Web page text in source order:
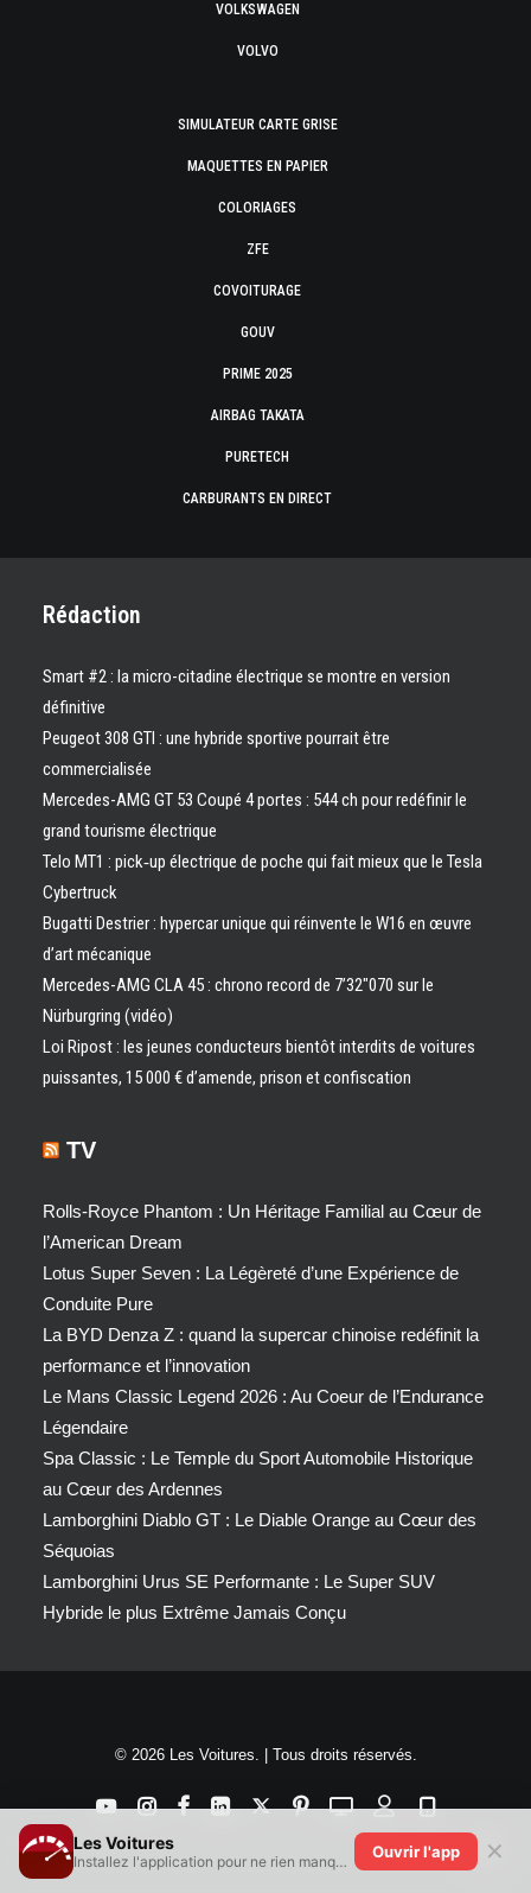
VOLKSWAGEN
VOLVO
SIMULATEUR CARTE GRISE
MAQUETTES EN PAPIER
COLORIAGES
ZFE
COVOITURAGE
GOUV
PRIME 2025
AIRBAG TAKATA
PURETECH
CARBURANTS EN DIRECT
Rédaction
Smart #2 : la micro-citadine électrique se montre en version
définitive
Peugeot 308 GTI : une hybride sportive pourrait être
commercialisée
Mercedes-AMG GT 53 Coupé 4 portes : 544 ch pour redéfinir le
grand tourisme électrique
Telo MT1 : pick‑up électrique de poche qui fait mieux que le Tesla
Cybertruck
Bugatti Destrier : hypercar unique qui réinvente le W16 en œuvre
d’art mécanique
Mercedes-AMG CLA 45 : chrono record de 7’32″070 sur le
Nürburgring (vidéo)
Loi Ripost : les jeunes conducteurs bientôt interdits de voitures
puissantes, 15 000 € d’amende, prison et confiscation
TV
Rolls-Royce Phantom : Un Héritage Familial au Cœur de
l’American Dream
Lotus Super Seven : La Légèreté d’une Expérience de
Conduite Pure
La BYD Denza Z : quand la supercar chinoise redéfinit la
performance et l’innovation
Le Mans Classic Legend 2026 : Au Coeur de l’Endurance
Légendaire
Spa Classic : Le Temple du Sport Automobile Historique
au Cœur des Ardennes
Lamborghini Diablo GT : Le Diable Orange au Cœur des
Séquoias
Lamborghini Urus SE Performante : Le Super SUV
Hybride le plus Extrême Jamais Conçu
© 2026 Les Voitures. | Tous droits réservés.
Les Voitures
Installez l'application pour ne rien manquer !
Ouvrir l'app ✕